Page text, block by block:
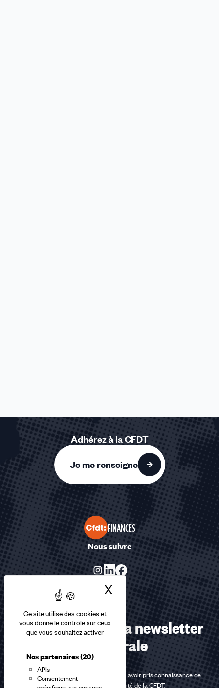
Ce site utilise des cookies et
vous donne le contrôle sur ceux
que vous souhaitez activer
Nos partenaires(20)
APIs
Consentement
X Masquer le
Adhérez à la CFDT
Je me renseigne
FINANCES
Nous suivre
Abonnez-vous à la newsletter
confédérale
En m'inscrivant à la newsletter, j'affirme avoir pris connaissance de
lapolitique de confidentialité de la CFDT.